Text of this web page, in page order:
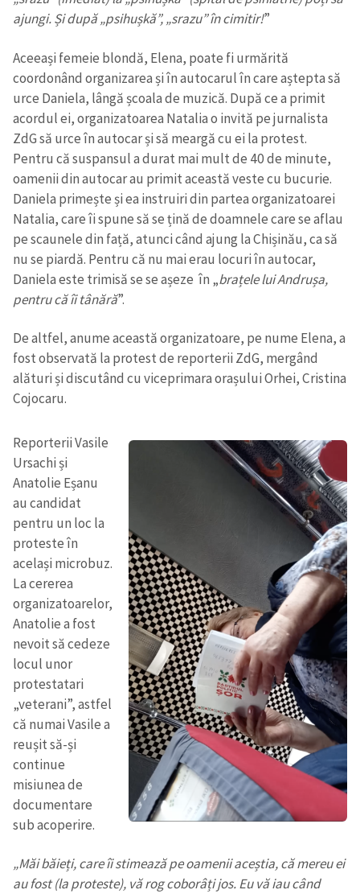
ajungi. Și după „psihușkă”, „srazu” în cimitir!”
Aceeași femeie blondă, Elena, poate fi urmărită
coordonând organizarea și în autocarul în care aștepta să
urce Daniela, lângă școala de muzică. După ce a primit
acordul ei, organizatoarea Natalia o invită pe jurnalista
ZdG să urce în autocar și să meargă cu ei la protest.
Pentru că suspansul a durat mai mult de 40 de minute,
oamenii din autocar au primit această veste cu bucurie.
Daniela primește și ea instruiri din partea organizatoarei
Natalia, care îi spune să se țină de doamnele care se aflau
pe scaunele din față, atunci când ajung la Chișinău, ca să
nu se piardă. Pentru că nu mai erau locuri în autocar,
Daniela este trimisă se se așeze în „brațele lui Andrușa,
pentru că îi tânără”.
De altfel, anume această organizatoare, pe nume Elena, a
fost observată la protest de reporterii ZdG, mergând
alături și discutând cu viceprimara orașului Orhei, Cristina
Cojocaru.
Reporterii Vasile
Ursachi și
Anatolie Eșanu
au candidat
pentru un loc la
proteste în
același microbuz.
La cererea
organizatoarelor,
Anatolie a fost
nevoit să cedeze
locul unor
protestatari
„veterani”, astfel
că numai Vasile a
reușit să-și
continue
misiunea de
documentare
sub acoperire.
„Măi băieți, care îi stimează pe oamenii aceștia, că mereu ei
au fost (la proteste), vă rog coborâți jos. Eu vă iau când
Sursă anonimă
Nume+ Numele meu
Email+ Emailul meu
+ Telefon personal
Am citit și sunt de
acord cupolitica de
confidențialitate.
TRIMITE ȘTIREA